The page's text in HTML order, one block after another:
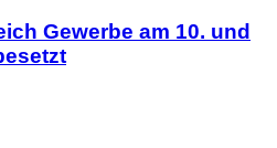
Gewerbe am 10. und